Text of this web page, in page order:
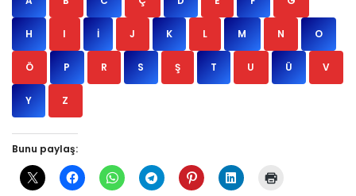
H I İ J K L M N O
Ö P R S Ş T U Ü V
Y Z
Bunu paylaş: